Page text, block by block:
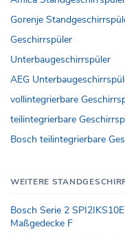
Gorenje
Geschirrspüler
Unterbaugeschirrspüler
AEG
vollintegrierbare
teilintegrierbare
Bosch teilintegrierbare
WEITERE
Bosch Serie 2
Maßgedecke F